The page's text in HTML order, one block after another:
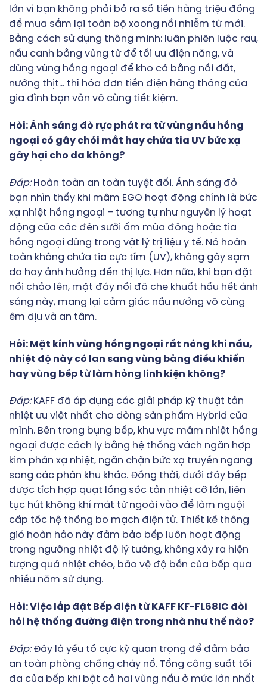
lớn vì bạn không phải bỏ ra số tiền hàng triệu đồng
để mua sắm lại toàn bộ xoong nồi nhiễm từ mới.
Bằng cách sử dụng thông minh: luân phiên luộc rau,
nấu canh bằng vùng từ để tối ưu điện năng, và
dùng vùng hồng ngoại để kho cá bằng nồi đất,
nướng thịt… thì hóa đơn tiền điện hàng tháng của
gia đình bạn vẫn vô cùng tiết kiệm.
Hỏi: Ánh sáng đỏ rực phát ra từ vùng nấu hồng
ngoại có gây chói mắt hay chứa tia UV bức xạ
gây hại cho da không?
Đáp:Hoàn toàn an toàn tuyệt đối. Ánh sáng đỏ
bạn nhìn thấy khi mâm EGO hoạt động chính là bức
xạ nhiệt hồng ngoại – tương tự như nguyên lý hoạt
động của các đèn sưởi ấm mùa đông hoặc tia
hồng ngoại dùng trong vật lý trị liệu y tế. Nó hoàn
toàn không chứa tia cực tím (UV), không gây sạm
da hay ảnh hưởng đến thị lực. Hơn nữa, khi bạn đặt
nồi chảo lên, mặt đáy nồi đã che khuất hầu hết ánh
sáng này, mang lại cảm giác nấu nướng vô cùng
êm dịu và an tâm.
Hỏi: Mặt kính vùng hồng ngoại rất nóng khi nấu,
nhiệt độ này có lan sang vùng bảng điều khiển
hay vùng bếp từ làm hỏng linh kiện không?
Đáp:KAFF đã áp dụng các giải pháp kỹ thuật tản
nhiệt ưu việt nhất cho dòng sản phẩm Hybrid của
mình. Bên trong bụng bếp, khu vực mâm nhiệt hồng
ngoại được cách ly bằng hệ thống vách ngăn hợp
kim phản xạ nhiệt, ngăn chặn bức xạ truyền ngang
sang các phân khu khác. Đồng thời, dưới đáy bếp
được tích hợp quạt lồng sóc tản nhiệt cỡ lớn, liên
tục hút không khí mát từ ngoài vào để làm nguội
cấp tốc hệ thống bo mạch điện tử. Thiết kế thông
gió hoàn hảo này đảm bảo bếp luôn hoạt động
trong ngưỡng nhiệt độ lý tưởng, không xảy ra hiện
tượng quá nhiệt chéo, bảo vệ độ bền của bếp qua
nhiều năm sử dụng.
Hỏi: Việc lắp đặt Bếp điện từ KAFF KF-FL68IC đòi
hỏi hệ thống đường điện trong nhà như thế nào?
Đáp:Đây là yếu tố cực kỳ quan trọng để đảm bảo
an toàn phòng chống cháy nổ. Tổng công suất tối
đa của bếp khi bật cả hai vùng nấu ở mức lớn nhất